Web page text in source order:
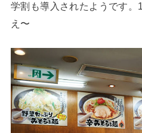
学割も導入されたようです
え〜